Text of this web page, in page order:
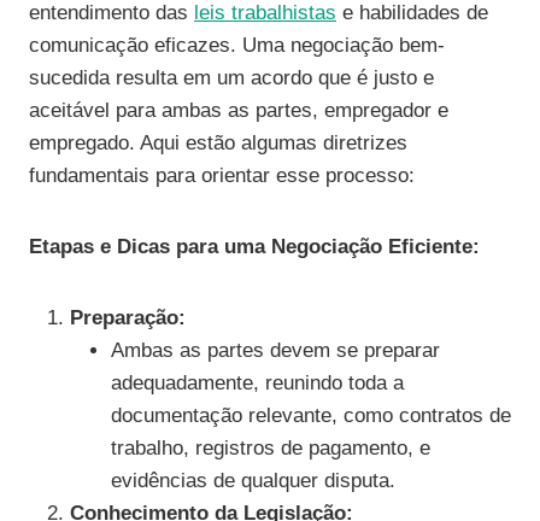
entendimento das leis trabalhistas e habilidades de
comunicação eficazes. Uma negociação bem-
sucedida resulta em um acordo que é justo e
aceitável para ambas as partes, empregador e
empregado. Aqui estão algumas diretrizes
fundamentais para orientar esse processo:
Etapas e Dicas para uma Negociação Eficiente:
Preparação:
Ambas as partes devem se preparar
adequadamente, reunindo toda a
documentação relevante, como contratos de
trabalho, registros de pagamento, e
evidências de qualquer disputa.
Conhecimento da Legislação: